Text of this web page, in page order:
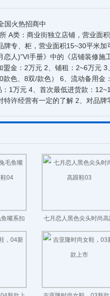
国火热招商中
A类：商业街独立店铺，营业面
牌专、柜，营业面积15~30平米
恋人)”VI手册》中的《店铺装修
盟金：2万元 2、铺租：2~6万元
色、8双/款色） 6、流动备用
1万元 4、首次最低进货款：
许经营有一定的了解 2、对品
嘴系扣 七月恋人黑色尖头时尚高
鞋03